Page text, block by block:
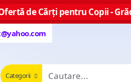
de Cărți pentru Copii -
Categorii